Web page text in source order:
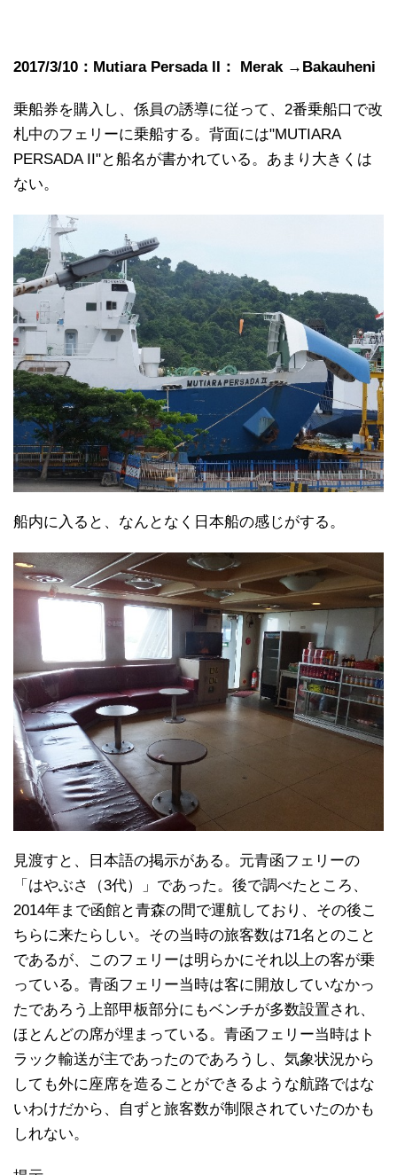
2017/3/10：Mutiara Persada II： Merak →Bakauheni
乗船券を購入し、係員の誘導に従って、2番乗船口で改
札中のフェリーに乗船する。背面には"MUTIARA
PERSADA II"と船名が書かれている。あまり大きくは
ない。
船内に入ると、なんとなく日本船の感じがする。
見渡すと、日本語の掲示がある。元青函フェリーの
「はやぶさ（3代）」であった。後で調べたところ、
2014年まで函館と青森の間で運航しており、その後こ
ちらに来たらしい。その当時の旅客数は71名とのこと
であるが、このフェリーは明らかにそれ以上の客が乗
っている。青函フェリー当時は客に開放していなかっ
たであろう上部甲板部分にもベンチが多数設置され、
ほとんどの席が埋まっている。青函フェリー当時はト
ラック輸送が主であったのであろうし、気象状況から
しても外に座席を造ることができるような航路ではな
いわけだから、自ずと旅客数が制限されていたのかも
しれない。